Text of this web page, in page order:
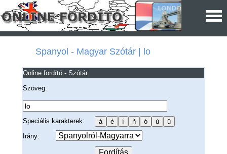
Spanyol - Magyar Szótár | lo
Online fordító - Szótár
Szöveg:
Speciális karakterek:
Irány: